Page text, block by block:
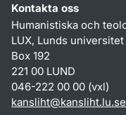
Kontakta oss
Humanistiska och
LUX, Lunds universitet
Box 192
221 00 LUND
046-222 00 00 (vxl)
kansliht@kansliht.lu.se